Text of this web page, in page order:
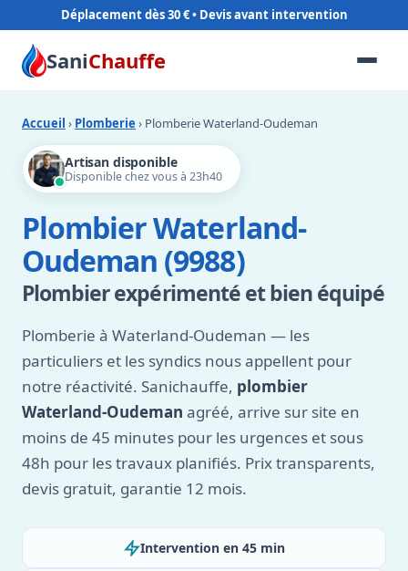
Déplacement dès 30 €
SaniChauffe
Accueil › Plomberie › Plomberie Waterland-Oudeman
Artisan disponible
Disponible chez vous à 23h40
Plombier Waterland-
Oudeman (9988)
Plombier expérimenté et bien équipé
Plomberie à Waterland-Oudeman — les
particuliers et les syndics nous appellent pour
notre réactivité. Sanichauffe, plombier
Waterland-Oudeman agréé, arrive sur site en
moins de 45 minutes pour les urgences et sous
48h pour les travaux planifiés. Prix transparents,
devis gratuit, garantie 12 mois.
Intervention en 45 min